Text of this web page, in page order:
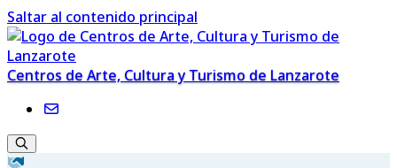
Saltar al contenido principal
Centros de Arte, Cultura y Turismo de Lanzarote